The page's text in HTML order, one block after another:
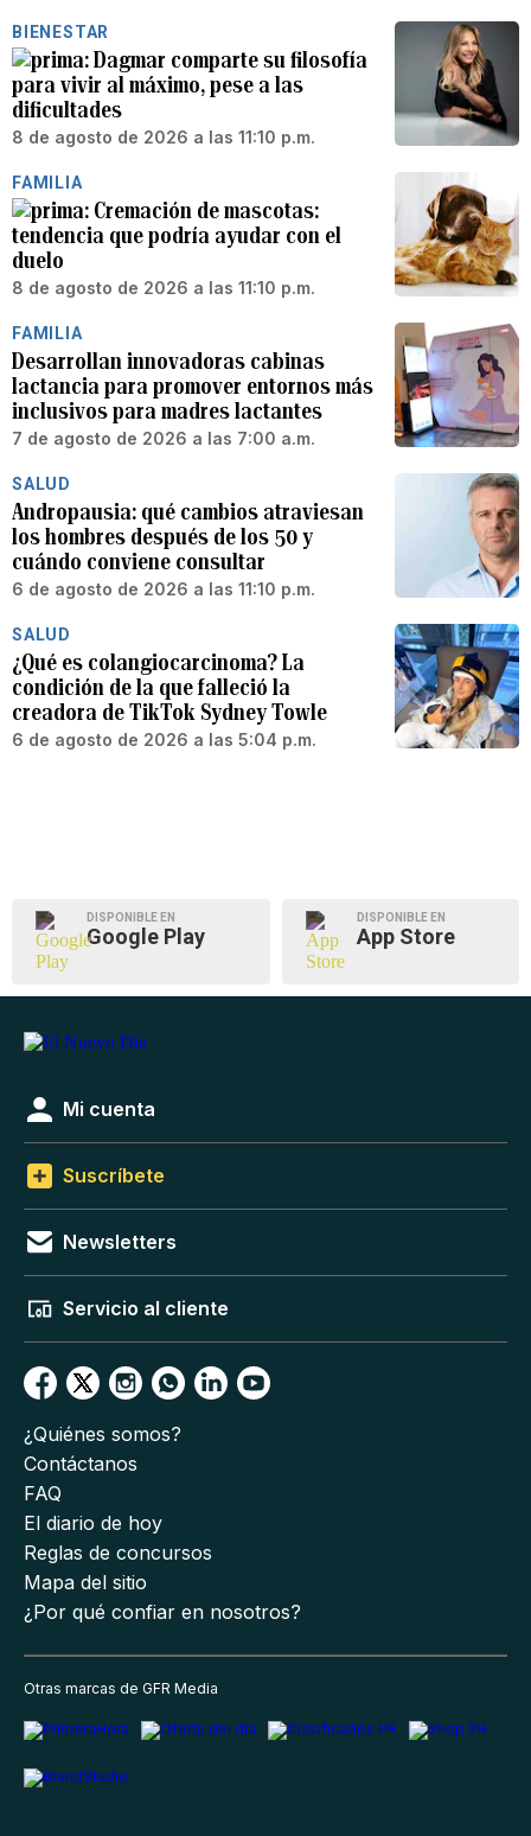
BIENESTAR
Dagmar comparte su filosofía
para vivir al máximo, pese a las
dificultades
8 de agosto de 2026 a las 11:10 p.m.
FAMILIA
Cremación de mascotas:
tendencia que podría ayudar con el
duelo
8 de agosto de 2026 a las 11:10 p.m.
FAMILIA
Desarrollan innovadoras cabinas
lactancia para promover entornos más
inclusivos para madres lactantes
7 de agosto de 2026 a las 7:00 a.m.
SALUD
Andropausia: qué cambios atraviesan
los hombres después de los 50 y
cuándo conviene consultar
6 de agosto de 2026 a las 11:10 p.m.
SALUD
¿Qué es colangiocarcinoma? La
condición de la que falleció la
creadora de TikTok Sydney Towle
6 de agosto de 2026 a las 5:04 p.m.
DISPONIBLE EN
Google Play
DISPONIBLE EN
App Store
Mi cuenta
Suscríbete
Newsletters
Servicio al cliente
¿Quiénes somos?
Contáctanos
FAQ
El diario de hoy
Reglas de concursos
Mapa del sitio
¿Por qué confiar en nosotros?
Otras marcas de GFR Media